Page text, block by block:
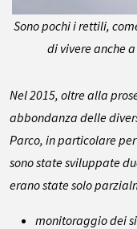
Sono pochi i rettili,
di vivere anche
Nel 2015, oltre alla
abbondanza delle
Parco, in particolare
sono state sviluppate
erano state solo
monitoraggio dei